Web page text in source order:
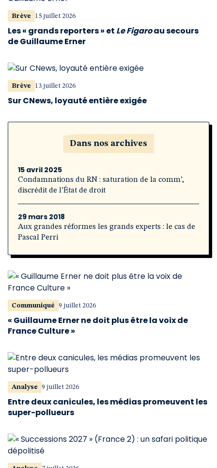
Brève 15 juillet 2026
Les « grands reporters » et Le Figaroau secours
de Guillaume Erner
Brève 13 juillet 2026
Sur CNews, loyauté entière exigée
Dans nos archives
15 avril 2025
Condamnations du RN : saturation de la comm’,
discrédit de l’État de droit
29 mars 2018
Aux grandes réformes les grands experts : le cas de
Pascal Perri
Communiqué 9 juillet 2026
« Guillaume Erner ne doit plus être la voix de
France Culture »
Analyse 9 juillet 2026
Entre deux canicules, les médias promeuvent les
super-pollueurs